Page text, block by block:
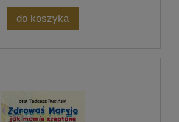
do koszyka